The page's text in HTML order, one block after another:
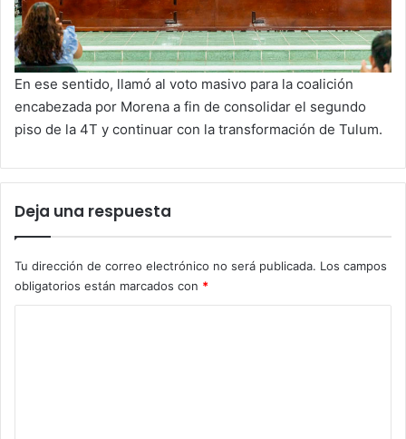
En ese sentido, llamó al voto masivo para la coalición
encabezada por Morena a fin de consolidar el segundo
piso de la 4T y continuar con la transformación de Tulum.
Deja una respuesta
Tu dirección de correo electrónico no será publicada. Los campos
obligatorios están marcados con *